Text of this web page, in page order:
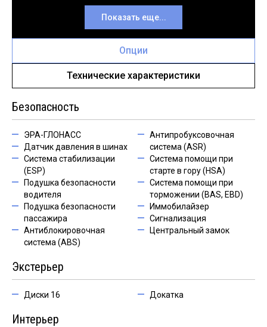
Показать еще...
Опции
Технические характеристики
Безопасность
ЭРА-ГЛОНАСС
Датчик давления в шинах
Система стабилизации
(ESP)
Подушка безопасности
водителя
Подушка безопасности
пассажира
Антиблокировочная
система (ABS)
Антипробуксовочная
система (ASR)
Система помощи при
старте в гору (HSA)
Система помощи при
торможении (BAS, EBD)
Иммобилайзер
Сигнализация
Центральный замок
Экстерьер
Диски 16 Докатка
Интерьер